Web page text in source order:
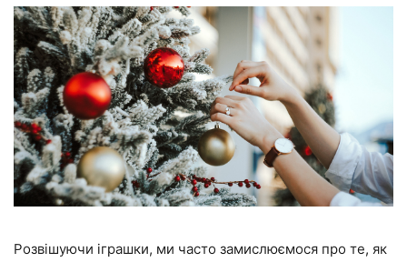
Розвішуючи іграшки, ми часто замислюємося про те, як